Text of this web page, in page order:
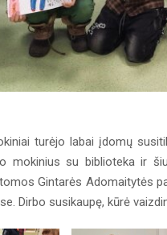
turėjo labai įdomų
mokinius su biblioteka ir
Gintarės Adomaitytės
Dirbo susikaupę, kūrė